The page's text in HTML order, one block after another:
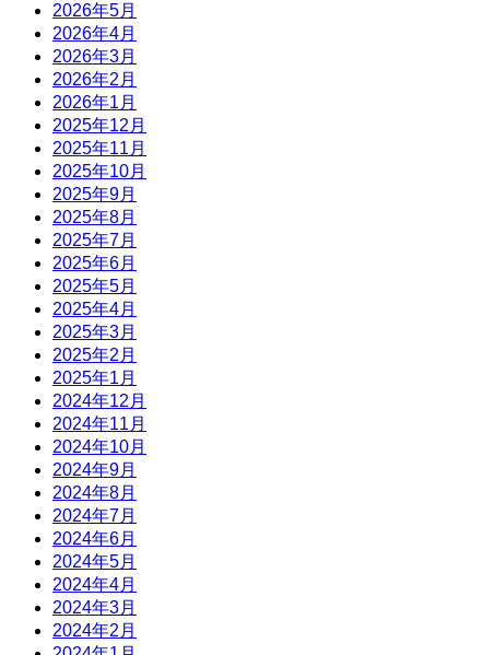
2026年5月
2026年4月
2026年3月
2026年2月
2026年1月
2025年12月
2025年11月
2025年10月
2025年9月
2025年8月
2025年7月
2025年6月
2025年5月
2025年4月
2025年3月
2025年2月
2025年1月
2024年12月
2024年11月
2024年10月
2024年9月
2024年8月
2024年7月
2024年6月
2024年5月
2024年4月
2024年3月
2024年2月